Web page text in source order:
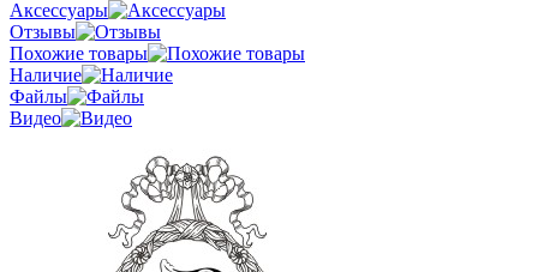
Аксессуары
Отзывы
Похожие товары
Наличие
Файлы
Видео